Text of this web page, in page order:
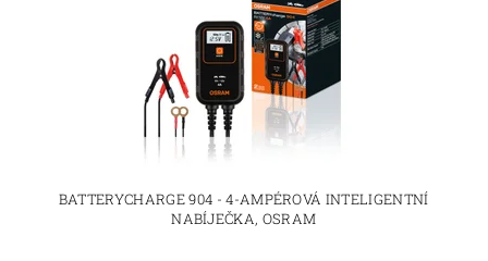
BATTERYCHARGE 904 - 4-AMPÉROVÁ INTELIGENTNÍ
NABÍJEČKA, OSRAM